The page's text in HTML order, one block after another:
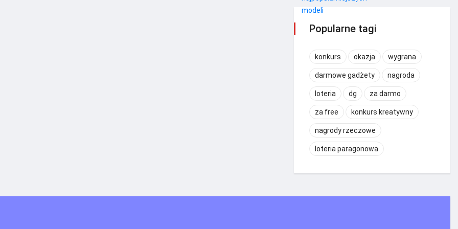
Popularne tagi
konkurs okazja wygrana
darmowe gadżety nagroda
loteria dg za darmo
za free konkurs kreatywny
nagrody rzeczowe
loteria paragonowa